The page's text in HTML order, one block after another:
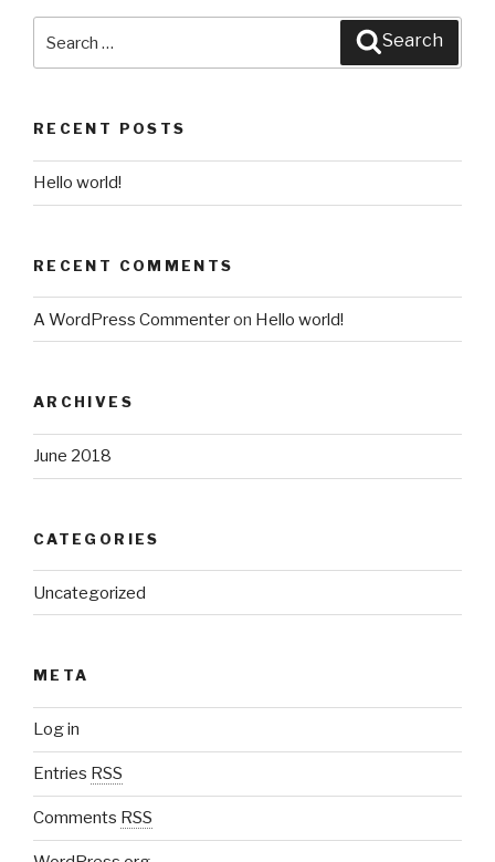
Search
RECENT POSTS
Hello world!
RECENT COMMENTS
A WordPress Commenteron Hello world!
ARCHIVES
June 2018
CATEGORIES
Uncategorized
META
Log in
Entries RSS
Comments RSS